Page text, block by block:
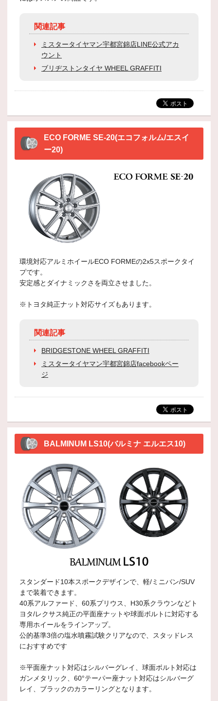
関連記事
ミスタータイヤマン宇都宮錦店LINE公式アカ
ウント
ブリヂストンタイヤ WHEEL GRAFFITI
ECO FORME SE-20(エコフォルム/エスイ
ー20)
環境対応アルミホイールECO FORMEの2x5スポークタイ
プです。
安定感とダイナミックさを両立させました。
※トヨタ純正ナット対応サイズもあります。
関連記事
BRIDGESTONE WHEEL GRAFFITI
ミスタータイヤマン宇都宮錦店facebookペー
ジ
BALMINUM LS10(バルミナ エルエス10)
スタンダード10本スポークデザインで、軽/ミニバン/SUV
まで装着できます。
40系アルファード、60系プリウス、H30系クラウンなどト
ヨタ/レクサス純正の平面座ナットや球面ボルトに対応する
専用ホイールをラインアップ。
公的基準3倍の塩水噴霧試験クリアなので、スタッドレス
におすすめです
※平面座ナット対応はシルバーグレイ、球面ボルト対応は
ガンメタリック、60°テーパー座ナット対応はシルバーグ
レイ、ブラックのカラーリングとなります。